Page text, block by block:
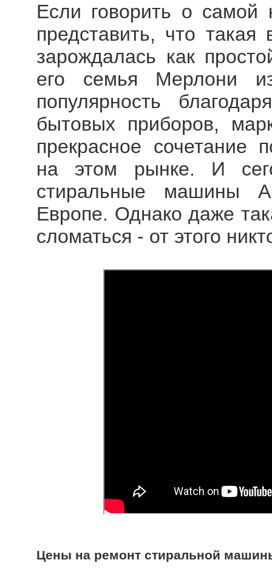
Если говорить о самой
представить, что
зарождалась как
его семья Мерлони
популярность
бытовых приборов,
прекрасное сочетание
на этом рынке. И
стиральные машины
Европе. Однако даже
сломаться - от этого
Цены на ремонт стиральной